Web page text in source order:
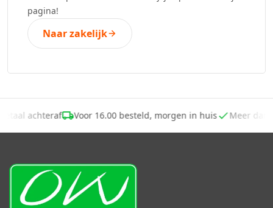
pagina!
Naar zakelijk
Betaal achteraf Voor 16.00 besteld, morgen in huis Meer